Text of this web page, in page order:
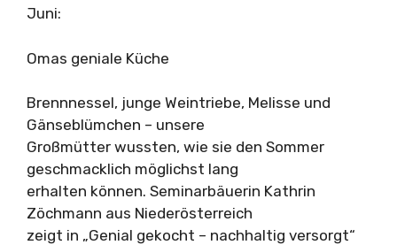
Juni:
Omas geniale Küche
Brennnessel, junge Weintriebe, Melisse und
Gänseblümchen – unsere
Großmütter wussten, wie sie den Sommer
geschmacklich möglichst lang
erhalten können. Seminarbäuerin Kathrin
Zöchmann aus Niederösterreich
zeigt in „Genial gekocht – nachhaltig versorgt“